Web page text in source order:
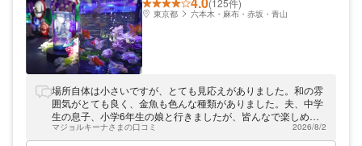
(125件)
東京都 六本木・麻布・赤坂・青山
場所自体は小さいですが、とても見応えがありました。和の雰
囲気がとても良く、金魚も色んな種類がありました。夫、中学
生の息子、小学6年生の娘と行きましたが、皆んなで楽しめま
した。 入場してすぐラムネのプレゼントがありました。
マジョルキーナさまの口コミ 2026/8/2